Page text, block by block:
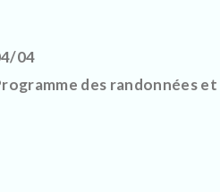
04
des randonnées